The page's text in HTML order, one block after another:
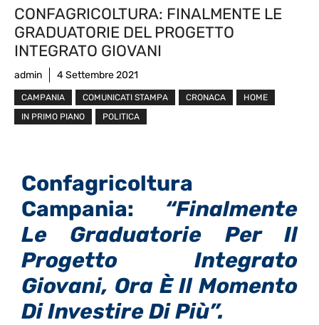
CONFAGRICOLTURA: FINALMENTE LE
GRADUATORIE DEL PROGETTO
INTEGRATO GIOVANI
admin 4 Settembre 2021
CAMPANIA COMUNICATI STAMPA CRONACA
HOME
IN PRIMO PIANO
POLITICA
Confagricoltura
Campania: “Finalmente
Le Graduatorie Per Il
Progetto Integrato
Giovani, Ora È Il Momento
Di Investire Di Più”.